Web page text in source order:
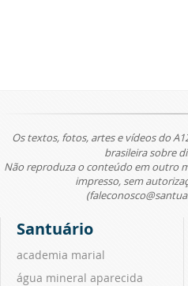
Os textos, fotos, artes e vídeos do
brasileira sobre
Não reproduza o conteúdo em outro
impresso, sem
Santuário
academia marial
água mineral aparecida